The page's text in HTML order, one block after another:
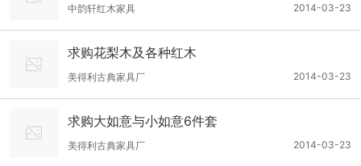
2014-03-23
中韵轩红木家具
求购花梨木及各种红木
2014-03-23
美得利古典家具厂
求购大如意与小如意6件套
2014-03-23
美得利古典家具厂